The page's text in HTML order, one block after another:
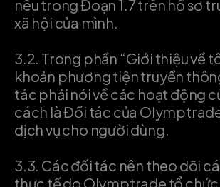
nêu trong Đoạn 1.7 trên hồ sơ
xã hội của mình.
3.2. Trong phần “Giới thiệu về
khoản phương tiện truyền
tác phải nói về các hoạt động
cách là Đối tác của
dịch vụ cho người dùng.
3.3. Các đối tác nên theo dõi
thực tế do Olymptrade tổ chức